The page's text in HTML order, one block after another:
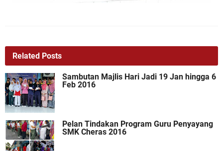
Related Posts
Sambutan Majlis Hari Jadi 19 Jan hingga 6
Feb 2016
Pelan Tindakan Program Guru Penyayang
SMK Cheras 2016